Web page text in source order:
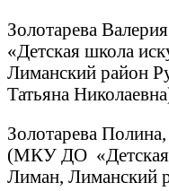
Золотарева
«Детская школа
Лиманский район
Татьяна
Золотарева
(МКУ ДО «Детская
Лиман, Лиманский